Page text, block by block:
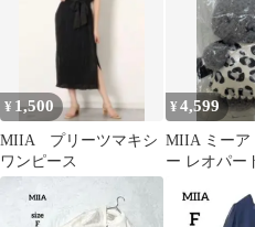
¥ 1,500
MIIA プリーツマキシ
ワンピース
¥4,599
MIIA ミーア
ー レオパ
限定